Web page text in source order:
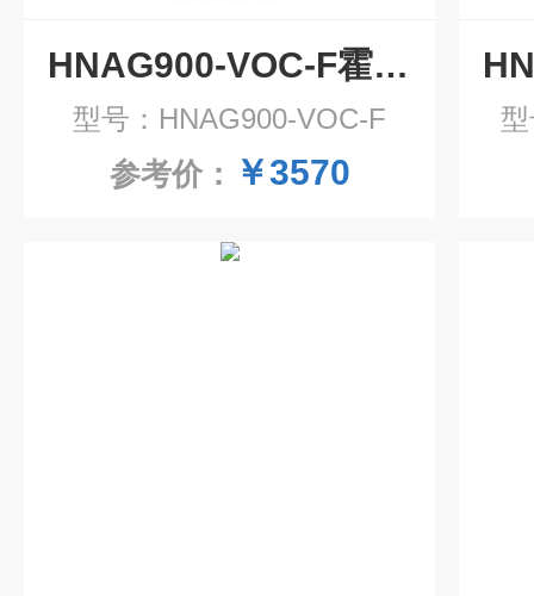
HNAG900-VOC-F霍尼艾格便携式VOC气体检测仪
型号：HNAG900-VOC-F
参考价： ￥3570